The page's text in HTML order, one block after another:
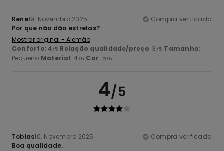
Rene19. Novembro 2025
Compra verificada
Por que não dão estrelas?
Mostrar original - Alemão
Conforto: 4 /5 Relação qualidade/preço: 3 /5 Tamanho:
Pequeno Material: 4 /5 Cor: 5/5
4/5
Tobias10. Novembro 2025
Compra verificada
Boa qualidade.